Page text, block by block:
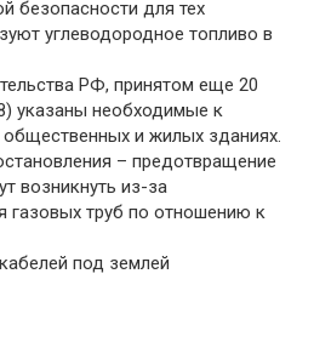
безопасности для тех
углеводородное топливо в
РФ, принятом еще 20
указаны необходимые к
и жилых зданиях.
– предотвращение
возникнуть из-за
газовых труб по отношению к
под землей